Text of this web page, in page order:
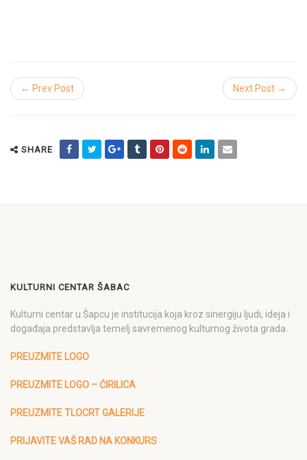
← Prev Post Next Post →
SHARE
KULTURNI CENTAR ŠABAC
Kulturni centar u Šapcu je institucija koja kroz sinergiju ljudi, ideja i
događaja predstavlja temelj savremenog kulturnog života grada.
PREUZMITE LOGO
PREUZMITE LOGO – ĆIRILICA
PREUZMITE TLOCRT GALERIJE
PRIJAVITE VAŠ RAD NA KONKURS